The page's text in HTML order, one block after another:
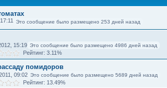
Это сообщение было размещено 253 дней назад
15:19 Это сообщение было размещено 4986 дней назад
Рейтинг: 3.11%
помидоров
09:02 Это сообщение было размещено 5689 дней назад
Рейтинг: 13.49%